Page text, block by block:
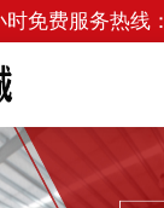
时免费服务热线：